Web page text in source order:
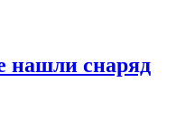
нашли снаряд